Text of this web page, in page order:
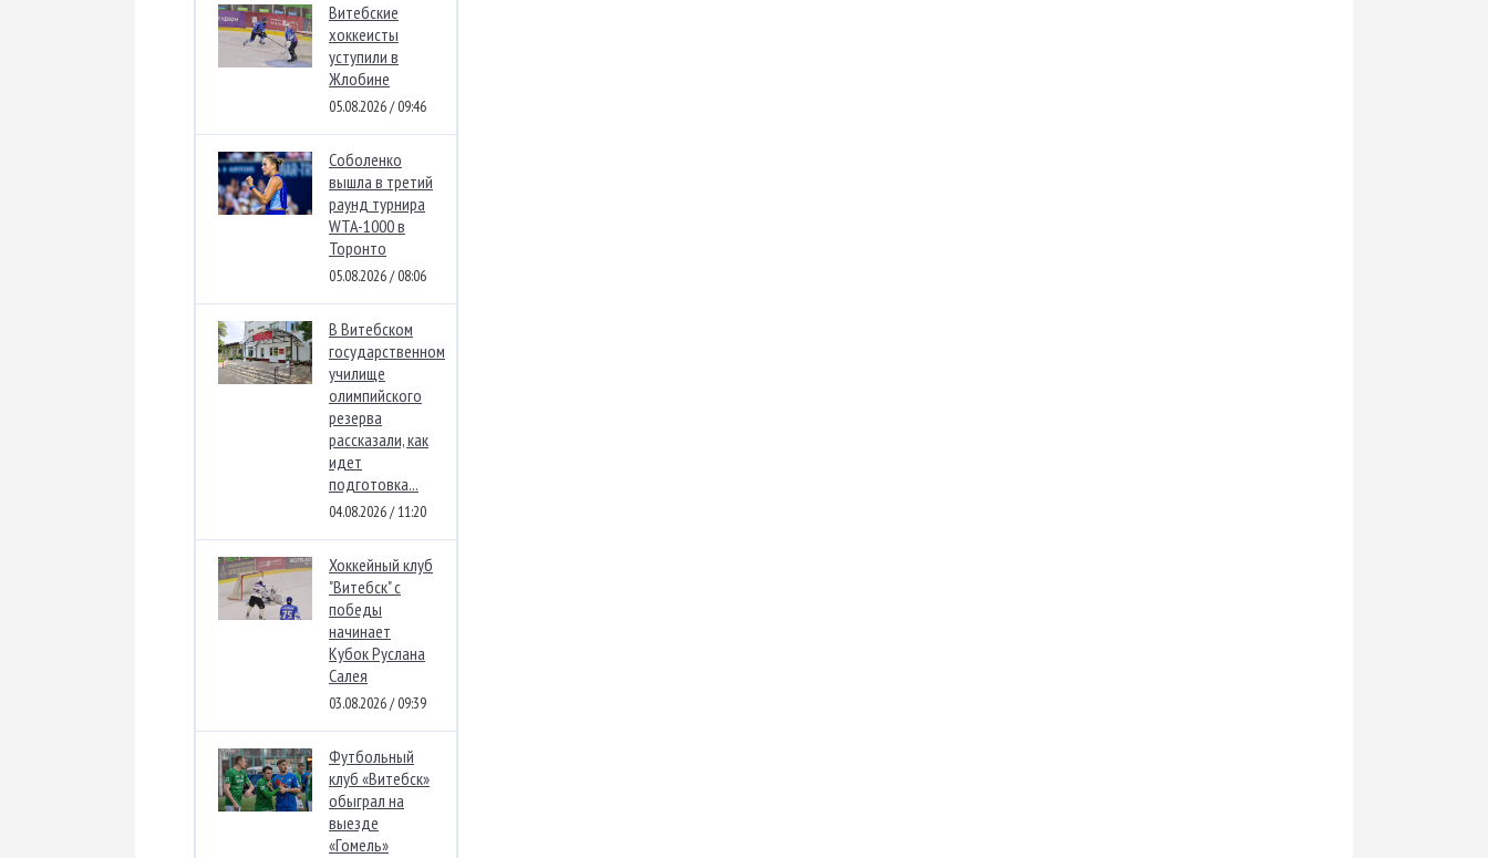
Витебские
хоккеисты
уступили в
Жлобине
05.08.2026 / 09:46
Соболенко
вышла в третий
раунд турнира
WTA-1000 в
Торонто
05.08.2026 / 08:06
В Витебском
государственном
училище
олимпийского
резерва
рассказали, как
идет
подготовка...
04.08.2026 / 11:20
Хоккейный клуб
"Витебск" с
победы
начинает
Кубок Руслана
Салея
03.08.2026 / 09:39
Футбольный
клуб «Витебск»
обыграл на
выезде
«Гомель»